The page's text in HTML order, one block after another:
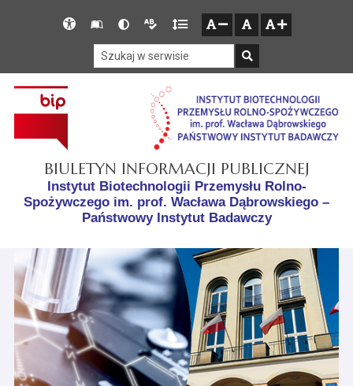
Przejdź do głównego menu
Przejdź do treści
Przejdź do mapy serwisu
Deklaracja
SłownikWersjaWersja
tekstowa
Gęstość
tekstu
BIULETYN INFORMACJI PUBLICZNEJ
Instytut Biotechnologii Przemysłu Rolno-
Spożywczego im. prof. Wacława Dąbrowskiego –
Państwowy Instytut Badawczy